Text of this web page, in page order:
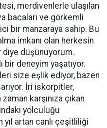
merdivenlerle ulaşılan
bacaları ve görkemli
bir manzaraya sahip. Bu
imkanı olan herkesin
düşünüyorum.
bir deneyim yaşatıyor.
size eşlik ediyor, bazen
İri iskorpitler,
karşınıza çıkan
yolculuğu
yıl artan canlı çeşitliliği